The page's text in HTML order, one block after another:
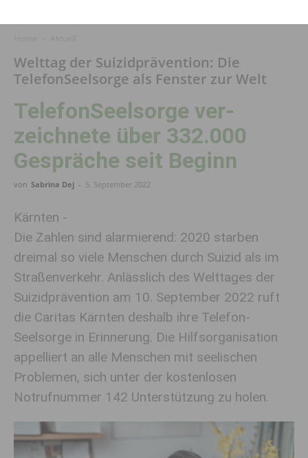
Welttag der Suizidprävention: Die
TelefonSeelsorge als Fenster zur Welt
TelefonSeelsorge ver­
zeichnete über 332.000
Gespräche seit Beginn
von Sabrina Dej - 5. September 2022
Kärnten -
Die Zahlen sind alarmierend: 2020 starben
dreimal so viele Menschen durch Suizid als im
Straßenverkehr. Anlässlich des Welttages der
Suizidprävention am 10. September 2022 ruft
die Caritas Kärnten deshalb ihre Telefon-
Seelsorge in Erinnerung. Die Hilfsorganisation
appelliert an alle Menschen mit seelischen
Problemen, sich unter der kostenlosen
Notrufnummer 142 Unterstützung zu holen.